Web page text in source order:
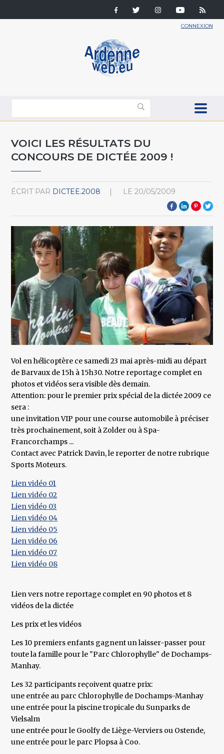
CONNEXION
VOICI LES RÉSULTATS DU
CONCOURS DE DICTÉE 2009 !
ÉCRIT PAR DICTEE.2008 LE 20/05/2009
Vol en hélicoptère ce samedi 23 mai après-midi au départ
de Barvaux de 15h à 15h30. Notre reportage complet en
photos et vidéos sera visible dès demain.
Attention: pour le premier prix spécial de la dictée 2009 ce
sera :
une invitation VIP pour une course automobile à préciser
très prochainement, soit à Zolder ou à Spa-
Francorchamps ...
Contact avec Patrick Davin, le reporter de notre rubrique
Sports Moteurs.
Lien vidéo 01
Lien vidéo 02
Lien vidéo 03
Lien vidéo 04
Lien vidéo 05
Lien vidéo 06
Lien vidéo 07
Lien vidéo 08
Lien vers notre reportage complet en 90 photos et 8
vidéos de la dictée
Les prix et les vidéos
Les 10 premiers enfants gagnent un laisser-passer pour
toute la famille pour le "Parc Chlorophylle" de Dochamps-
Manhay.
Les 32 participants reçoivent quatre prix:
une entrée au parc Chlorophylle de Dochamps-Manhay
une entrée pour la piscine tropicale du Sunparks de
Vielsalm
une entrée pour le Goolfy de Liège-Verviers ou Ostende,
une entrée pour le parc Plopsa à Coo.